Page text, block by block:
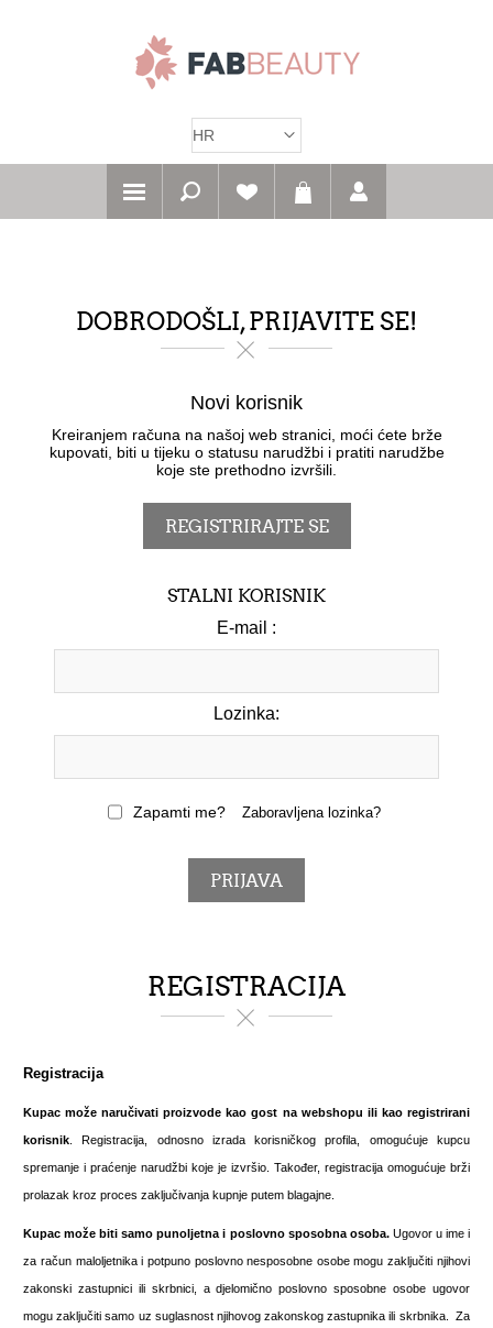
DOBRODOŠLI, PRIJAVITE SE!
Novi korisnik
Kreiranjem računa na našoj web stranici, moći ćete brže
kupovati, biti u tijeku o statusu narudžbi i pratiti narudžbe
koje ste prethodno izvršili.
STALNI KORISNIK
E-mail :
Lozinka:
Zapamti me? Zaboravljena lozinka?
REGISTRACIJA
Registracija
Kupac može naručivati proizvode kao gost na webshopu ili kao registrirani
korisnik . Registracija, odnosno izrada korisničkog profila, omogućuje kupcu
spremanje i praćenje narudžbi koje je izvršio. Također, registracija omogućuje brži
prolazak kroz proces zaključivanja kupnje putem blagajne.
Kupac može biti samo punoljetna i poslovno sposobna osoba.Ugovor u ime i
za račun maloljetnika i potpuno poslovno nesposobne osobe mogu zaključiti njihovi
zakonski zastupnici ili skrbnici, a djelomično poslovno sposobne osobe ugovor
mogu zaključiti samo uz suglasnost njihovog zakonskog zastupnika ili skrbnika. Za